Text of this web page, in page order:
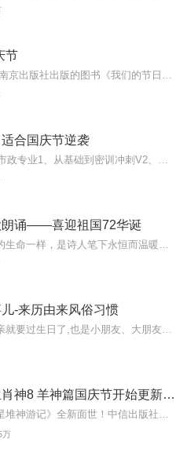
节
合国庆节逆袭
朗诵——喜迎祖国72华诞
-来历由来风俗习惯
小猪屏蓬十二生肖神8 羊神篇国庆节开始更新啦！
万